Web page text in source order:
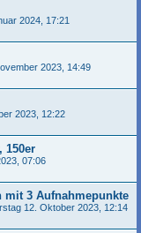
2024, 17:21
2023, 14:49
2023, 12:22
150er
07:06
3 Aufnahmepunkte
12. Oktober 2023, 12:14